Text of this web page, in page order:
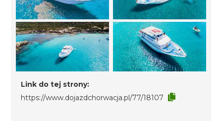
Link do tej strony:
https://www.dojazdchorwacja.pl/77/18107